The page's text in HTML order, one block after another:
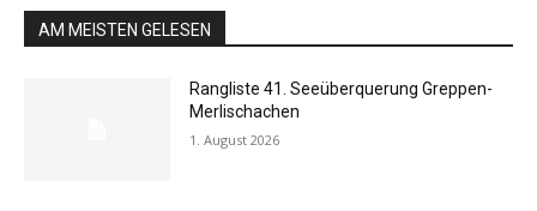
AM MEISTEN GELESEN
Rangliste 41. Seeüberquerung Greppen-
Merlischachen
1. August 2026